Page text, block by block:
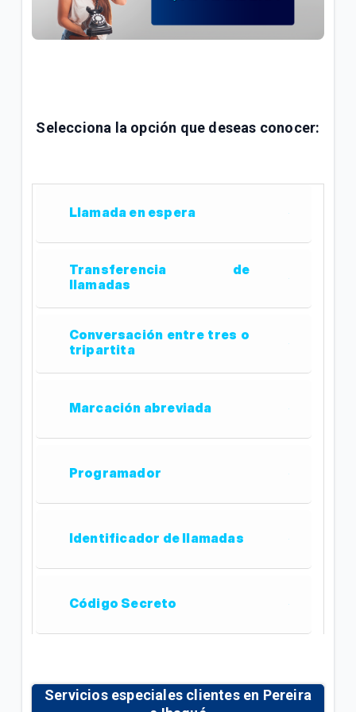
¿Qué es Citofonía Virtual Tigo para edificios? |
General
Indicativos telefónicos Colombia | General
Selecciona la opción que deseas conocer:
Llamada en espera
Transferencia de
llamadas
Conversación entre tres o
tripartita
Marcación abreviada
Programador
Identificador de llamadas
Código Secreto
Servicios especiales clientes en Pereira